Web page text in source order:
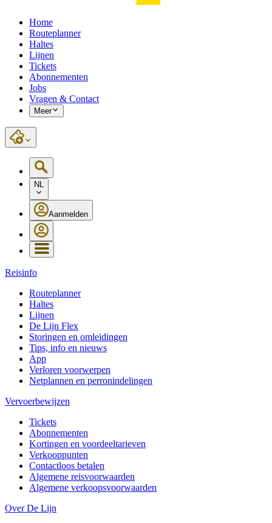
Home
Routeplanner
Haltes
Lijnen
Tickets
Abonnementen
Jobs
Vragen & Contact
Meer
NL
Aanmelden
Reisinfo
Routeplanner
Haltes
Lijnen
De Lijn Flex
Storingen en omleidingen
Tips, info en nieuws
App
Verloren voorwerpen
Netplannen en perronindelingen
Vervoerbewijzen
Tickets
Abonnementen
Kortingen en voordeeltarieven
Verkooppunten
Contactloos betalen
Algemene reisvoorwaarden
Algemene verkoopsvoorwaarden
Over De Lijn